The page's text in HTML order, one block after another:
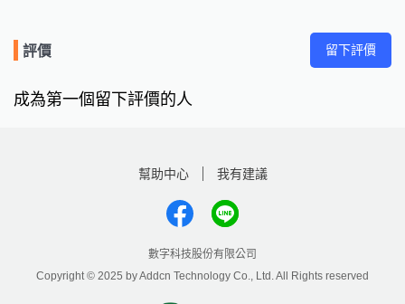
評價 留下評價
成為第一個留下評價的人
幫助中心 我有建議
數字科技股份有限公司
Copyright © 2025 by Addcn Technology Co., Ltd. All Rights reserved